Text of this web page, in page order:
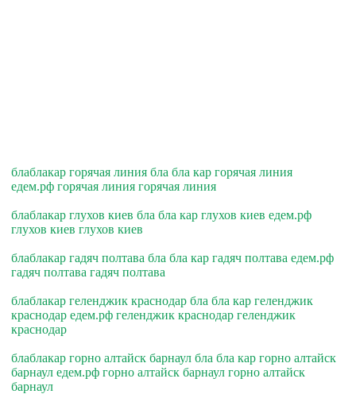
блаблакар горячая линия бла бла кар горячая линия
едем.рф горячая линия горячая линия
блаблакар глухов киев бла бла кар глухов киев едем.рф
глухов киев глухов киев
блаблакар гадяч полтава бла бла кар гадяч полтава едем.рф
гадяч полтава гадяч полтава
блаблакар геленджик краснодар бла бла кар геленджик
краснодар едем.рф геленджик краснодар геленджик
краснодар
блаблакар горно алтайск барнаул бла бла кар горно алтайск
барнаул едем.рф горно алтайск барнаул горно алтайск
барнаул